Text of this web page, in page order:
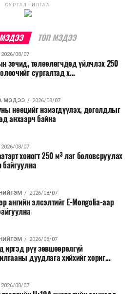
СУРТАЛЧИЛГАА
ТОП МЭДЭЭ
2026/08/07
зочид, төлөөлөгчдөд үйлчлэх 250
сургалтад х...
МЭДЭЭ 2026/08/07
нөөцийг нэмэгдүүлэх, доголдлыг
анхаарч байна
2026/08/07
хоногт 250 м³ лаг боловсруулах
байгуулна
2026/08/07
ангийн элсэлтийг E-Mongolia-аар
2026/08/07
иргэд рүү зөвшөөрөлгүй
дуудлага хийхийг хориг...
2026/08/07